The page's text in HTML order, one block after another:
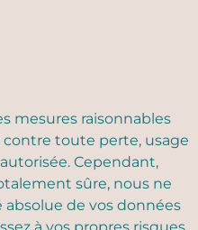
mesures raisonnables
toute perte, usage
Cependant,
sûre, nous ne
de vos données